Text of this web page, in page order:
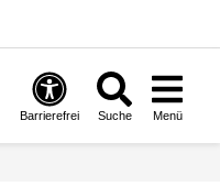
Barrierefrei Suche Menü